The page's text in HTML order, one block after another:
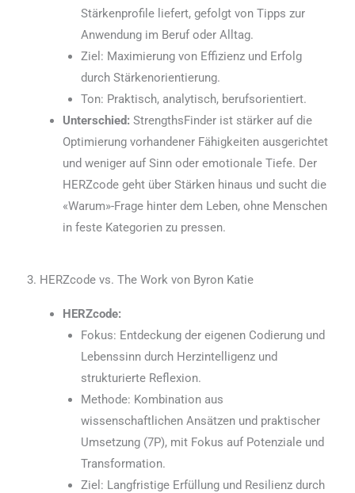
Stärkenprofile liefert, gefolgt von Tipps zur
Anwendung im Beruf oder Alltag.
Ziel: Maximierung von Effizienz und Erfolg
durch Stärkenorientierung.
Ton: Praktisch, analytisch, berufsorientiert.
Unterschied: StrengthsFinder ist stärker auf die
Optimierung vorhandener Fähigkeiten ausgerichtet
und weniger auf Sinn oder emotionale Tiefe. Der
HERZcode geht über Stärken hinaus und sucht die
«Warum»-Frage hinter dem Leben, ohne Menschen
in feste Kategorien zu pressen.
3. HERZcode vs. The Work von Byron Katie
HERZcode:
Fokus: Entdeckung der eigenen Codierung und
Lebenssinn durch Herzintelligenz und
strukturierte Reflexion.
Methode: Kombination aus
wissenschaftlichen Ansätzen und praktischer
Umsetzung (7P), mit Fokus auf Potenziale und
Transformation.
Ziel: Langfristige Erfüllung und Resilienz durch